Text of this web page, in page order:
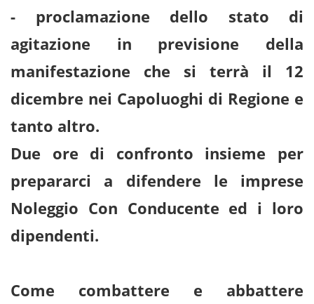
- proclamazione dello stato di
agitazione in previsione della
manifestazione che si terrà il 12
dicembre nei Capoluoghi di Regione e
tanto altro.
Due ore di confronto insieme per
prepararci a difendere le imprese
Noleggio Con Conducente ed i loro
dipendenti.
Come combattere e abbattere